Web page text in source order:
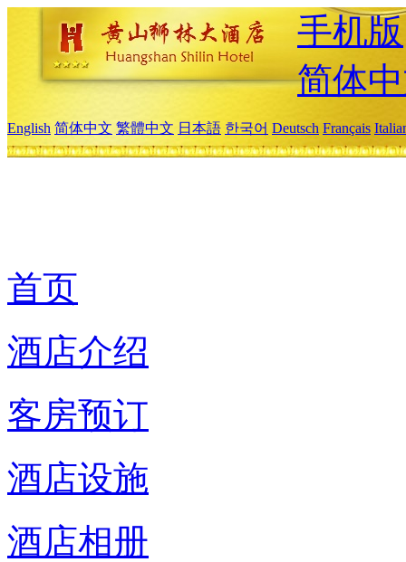
手机版
简体
English 简体中文 繁體中文 日本語 한국어 Deutsch Français
首页
酒店介绍
客房预订
酒店设施
酒店相册